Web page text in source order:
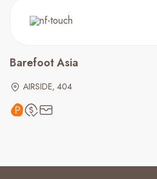
Barefoot Asia
AIRSIDE, 404